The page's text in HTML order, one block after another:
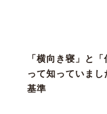
「横向き寝」と
って知っていま
基準